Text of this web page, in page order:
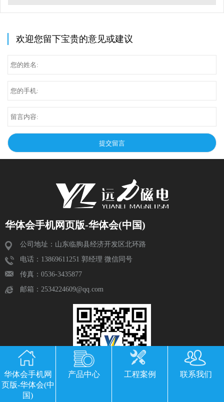
欢迎您留下宝贵的意见或建议
华体会手机网页版-华体会(中国)
公司地址：山东临朐县经济开发区北环路
电话：13869611251 郭经理 微信同号
传真：0536-3435877
邮箱：2534224609@qq.com
华体会手机网
页版-华体会(中
国)
产品中心 工程案例 联系我们